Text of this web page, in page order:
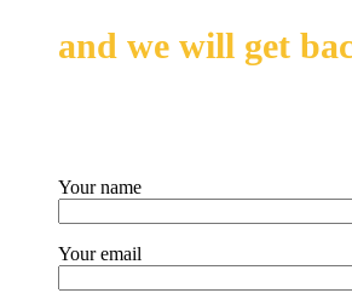
and we will get
Your name
Your email